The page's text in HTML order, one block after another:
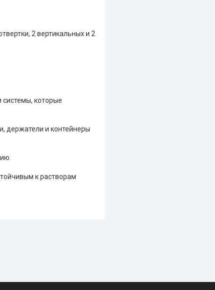
2 вертикальных и 2
системы, которые
держатели и контейнеры
к растворам